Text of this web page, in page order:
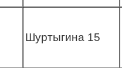
Шуртыгина 15